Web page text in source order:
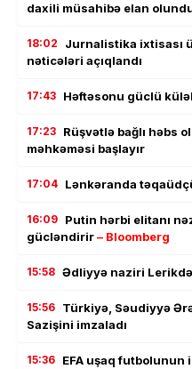
daxili müsahibə elan
18:02
Jurnalistika ixtisası
nəticələri açıqlandı
17:43 Həftəsonu güclü
17:23 Rüşvətlə bağlı həbs
məhkəməsi başlayır
17:04 Lənkəranda
16:09 Putin hərbi elitanı
gücləndirir– Bloomberg
15:58 Ədliyyə naziri
15:56 Türkiyə, Səudiyyə
Sazişini imzaladı
15:36 EFA uşaq futbolunun